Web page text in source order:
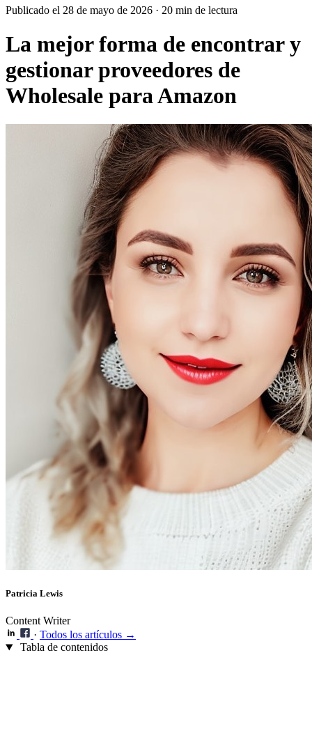
Publicado el 28 de mayo de 2026 · 20 min de lectura
La mejor forma de encontrar y
gestionar proveedores de
Wholesale para Amazon
Patricia Lewis
Content Writer
· Todos los artículos →
Tabla de contenidos